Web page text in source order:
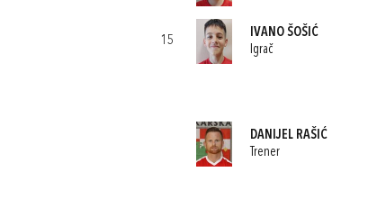
15
IVANO ŠOŠIĆ
Igrač
DANIJEL RAŠIĆ
Trener